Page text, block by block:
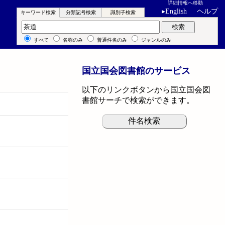
詳細情報へ移動
▸English ヘルプ
キーワード検索 分類記号検索 識別子検索
キーワード検索 検索
すべて 名称のみ 普通件名のみ ジャンルのみ
国立国会図書館のサービス
以下のリンクボタンから国立国会図
書館サーチで検索ができます。
件名検索